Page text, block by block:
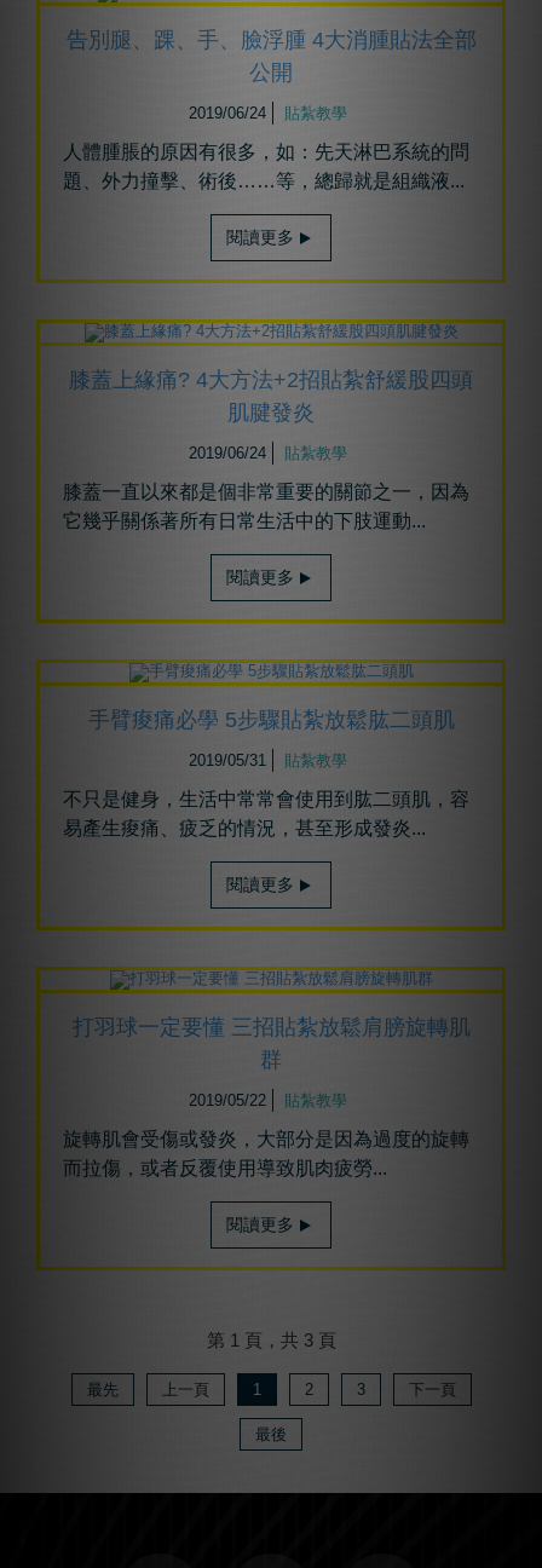
告別腿、踝、手、臉浮腫 4大消腫貼法全部
公開
2019/06/24 貼紮教學
人體腫脹的原因有很多，如：先天淋巴系統的問
題、外力撞擊、術後……等，總歸就是組織液...
閱讀更多
膝蓋上緣痛? 4大方法+2招貼紮舒緩股四頭
肌腱發炎
2019/06/24 貼紮教學
膝蓋一直以來都是個非常重要的關節之一，因為
它幾乎關係著所有日常生活中的下肢運動...
閱讀更多
手臂痠痛必學 5步驟貼紮放鬆肱二頭肌
2019/05/31 貼紮教學
不只是健身，生活中常常會使用到肱二頭肌，容
易產生痠痛、疲乏的情況，甚至形成發炎...
閱讀更多
打羽球一定要懂 三招貼紮放鬆肩膀旋轉肌
群
2019/05/22 貼紮教學
旋轉肌會受傷或發炎，大部分是因為過度的旋轉
而拉傷，或者反覆使用導致肌肉疲勞...
閱讀更多
第 1 頁，共 3 頁
最先 上一頁 1 2 3 下一頁
最後